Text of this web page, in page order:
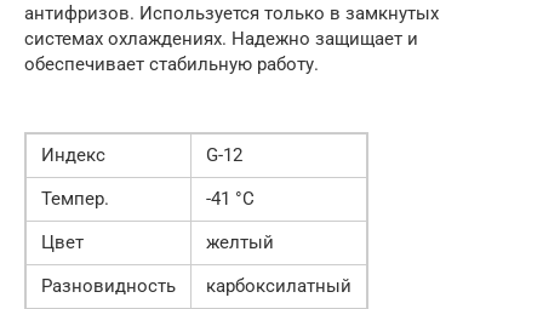
антифризов. Используется только в замкнутых
системах охлаждениях. Надежно защищает и
обеспечивает стабильную работу.
Индекс
G-12
Темпер.
-41 °C
Цвет
желтый
Разновидность
карбоксилатный